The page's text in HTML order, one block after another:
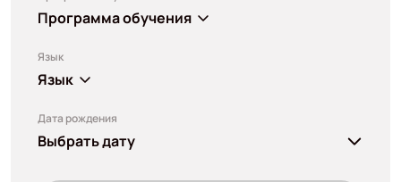
Программа обучения
Язык
Язык
Дата рождения
Выбрать дату